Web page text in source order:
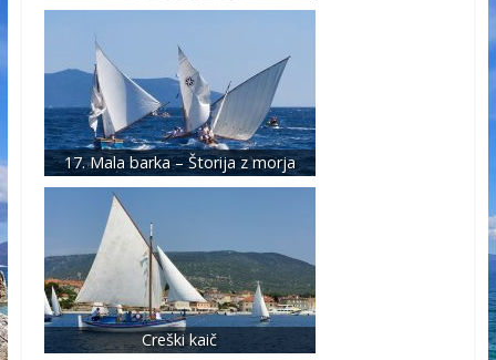
17. Mala barka – Štorija z morja
Creški kaič